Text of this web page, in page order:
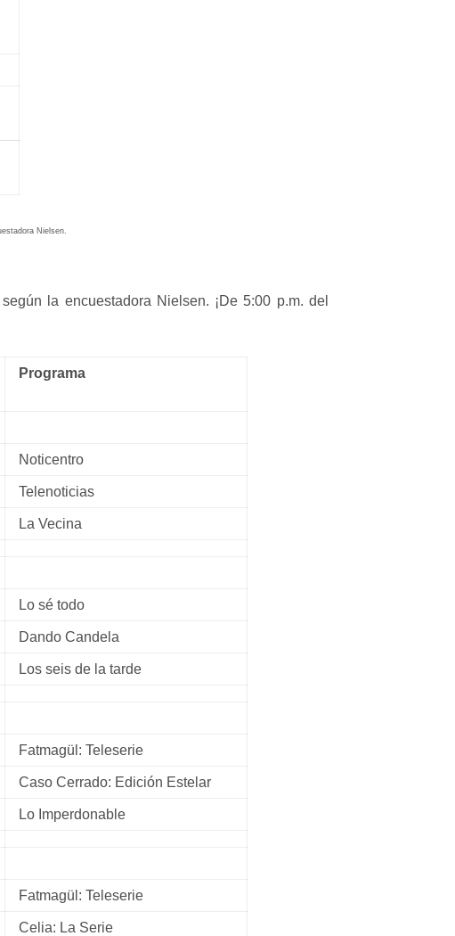
Nielsen.
la encuestadora Nielsen. ¡De 5:00 p.m. del
Programa
Noticentro
Telenoticias
La Vecina
Lo sé todo
Dando Candela
Los seis de la tarde
Fatmagül: Teleserie
Caso Cerrado: Edición Estelar
Lo Imperdonable
Fatmagül: Teleserie
Celia: La Serie